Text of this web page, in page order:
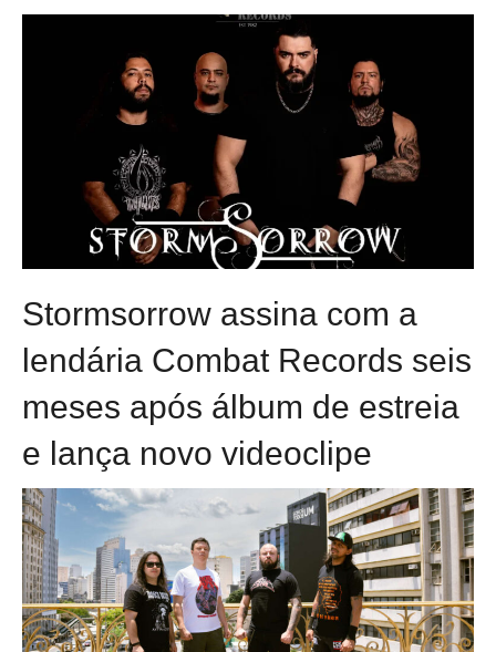
Stormsorrow assina com a
lendária Combat Records seis
meses após álbum de estreia
e lança novo videoclipe